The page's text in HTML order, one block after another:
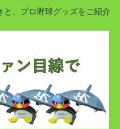
と、プロ野球グッズをご紹介